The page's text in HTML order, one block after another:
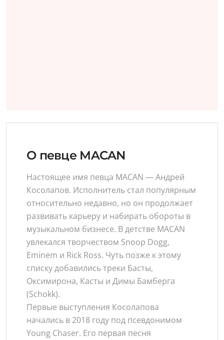
О певце MACAN
Настоящее имя певца MACAN — Андрей
Косолапов. Исполнитель стал популярным
относительно недавно, но он продолжает
развивать карьеру и набирать обороты в
музыкальном бизнесе. В детстве MACAN
увлекался творчеством Snoop Dogg,
Eminem и Rick Ross. Чуть позже к этому
списку добавились треки Басты,
Оксимирона, Касты и Димы Бамберга
(Schokk).
Первые выступления Косолапова
начались в 2018 году под псевдонимом
Young Chaser. Его первая песня